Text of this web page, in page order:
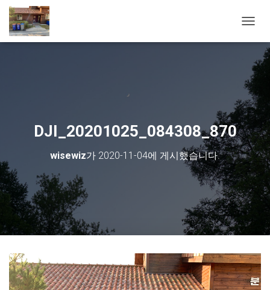
DJI_20201025_084308_870
wisewiz가 2020-11-04에 게시했습니다.